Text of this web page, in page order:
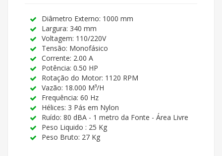
Diâmetro Externo: 1000 mm
Largura: 340 mm
Voltagem: 110/220V
Tensão: Monofásico
Corrente: 2.00 A
Potência: 0.50 HP
Rotação do Motor: 1120 RPM
Vazão: 18.000 M³/H
Frequência: 60 Hz
Hélices: 3 Pás em Nylon
Ruído: 80 dBA - 1 metro da Fonte - Área Livre
Peso Liquido : 25 Kg
Peso Bruto: 27 Kg